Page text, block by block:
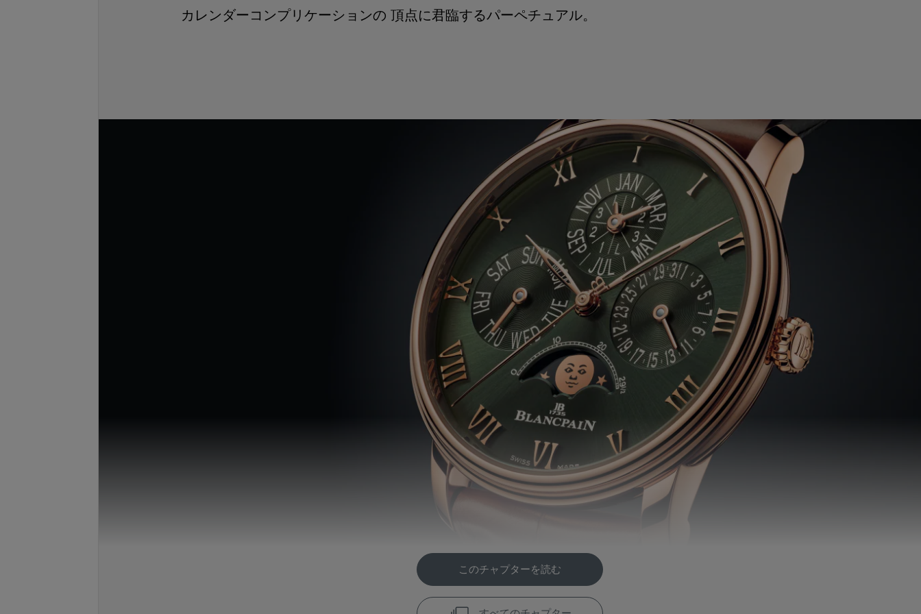
カレンダーコンプリケーションの 頂点に君臨するパーペチュアル。
このチャプターを読む